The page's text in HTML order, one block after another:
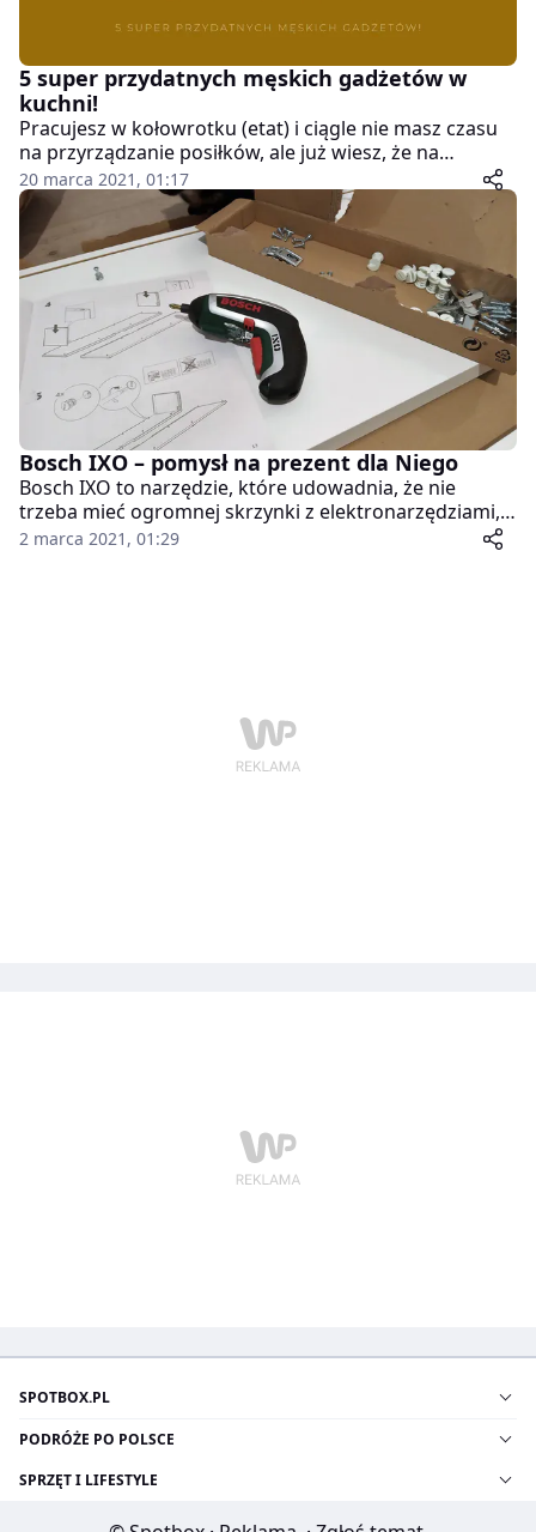
5 super przydatnych męskich gadżetów w
kuchni!
Pracujesz w kołowrotku (etat) i ciągle nie masz czasu
na przyrządzanie posiłków, ale już wiesz, że na
mrożonym żarciu daleko nie zajedziesz? Albo jeszcze
gorzej – paszy „z wczoraj”. Ten artykuł jest dla Ciebie!
20 marca 2021, 01:17
Bosch IXO – pomysł na prezent dla Niego
Bosch IXO to narzędzie, które udowadnia, że nie
trzeba mieć ogromnej skrzynki z elektronarzędziami,
żeby ogarnąć większość domowych napraw. Ten
2 marca 2021, 01:29
SPOTBOX.PL
PODRÓŻE PO POLSCE
SPRZĘT I LIFESTYLE